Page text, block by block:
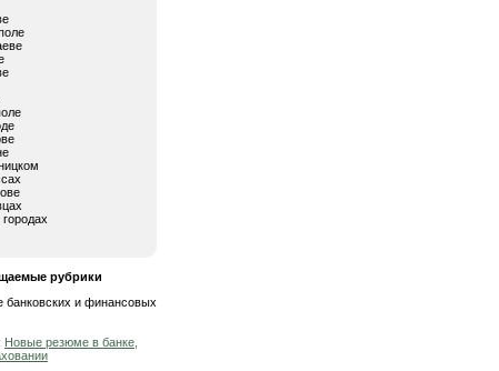
рубрики
банковских и финансовых
Новые резюме в банке,